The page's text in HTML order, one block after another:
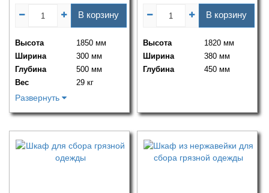
В корзину
Высота
1850 мм
Ширина
300 мм
Глубина
500 мм
Вес
29 кг
Развернуть
В корзину
Высота
1820 мм
Ширина
380 мм
Глубина
450 мм